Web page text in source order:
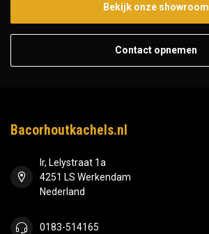
Bekijk onze showroom
Contact opnemen
Bacorhoutkachels.nl
Ir, Lelystraat 1a
4251 LS Werkendam
Nederland
0183-514165